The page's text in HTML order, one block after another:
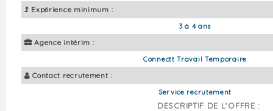
Expérience minimum :
3 à 4 ans
Agence intérim :
Connectt Travail Temporaire
Contact recrutement :
Service recrutement
DESCRIPTIF DE L'OFFRE :